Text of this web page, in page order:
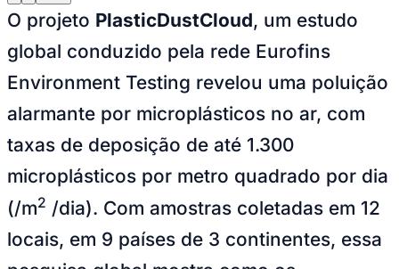
Paulistão, Brasileirão, Champions League e mais. Placar em tempo
real, classificação e notícias esportivas.
04
10 Acompanhar jogos
Newsletter Bom Dia Barueri
Entretenimento Completo
Clima e Previsão do Tempo
Vagas de Emprego
Portal Pet
Explore Barueri
Guia de Empresas
Negócios Seguir
Negócios
Microplásticos no ar: estudo global revela